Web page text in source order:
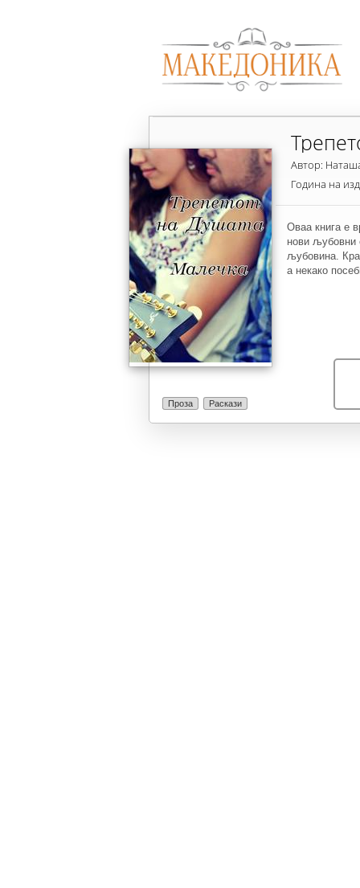
Проза Раскази
Автор:
Година на
Оваа книга е
нови љубовни
љубовина.
а некако